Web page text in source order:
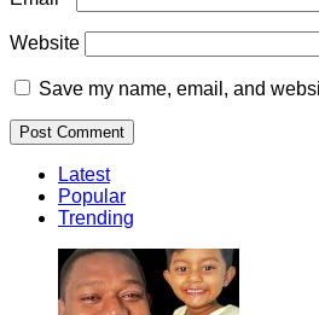
Website
Save my name, email, and
Latest
Popular
Trending